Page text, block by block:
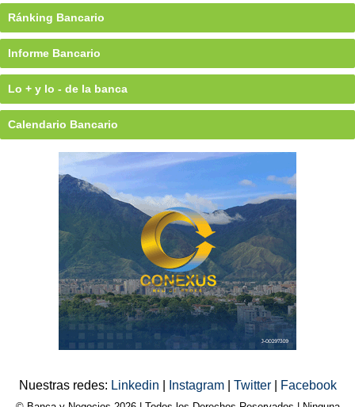
Ránking Bancario
Informe Bancario
Lo + y lo - de la banca
Calendario Bancario
Nuestras redes: Linkedin Instagram Twitter Facebook